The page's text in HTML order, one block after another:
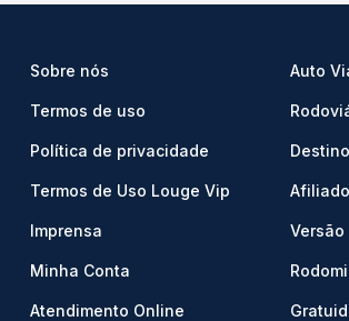
Sobre nós
Termos de uso
Política de privacidade
Termos de Uso Louge Vip
Imprensa
Minha Conta
Atendimento Online
Auto
Versão